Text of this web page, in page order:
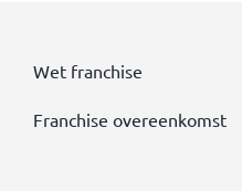
Wet franchise
Franchise overeenkomst